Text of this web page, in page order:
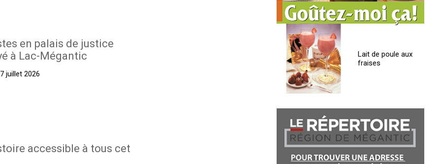
en palais de justice
à Lac-Mégantic
juillet 2026
accessible à tous cet
Lait de poule aux
fraises